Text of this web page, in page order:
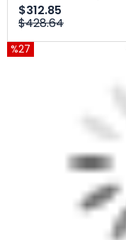
$312.85
$428.64
%27